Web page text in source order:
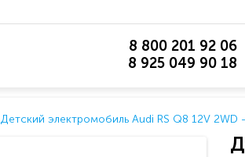
8 800 201 92 06
8 925 049 90 18
Детский электромобиль Audi RS Q8 12V 2WD